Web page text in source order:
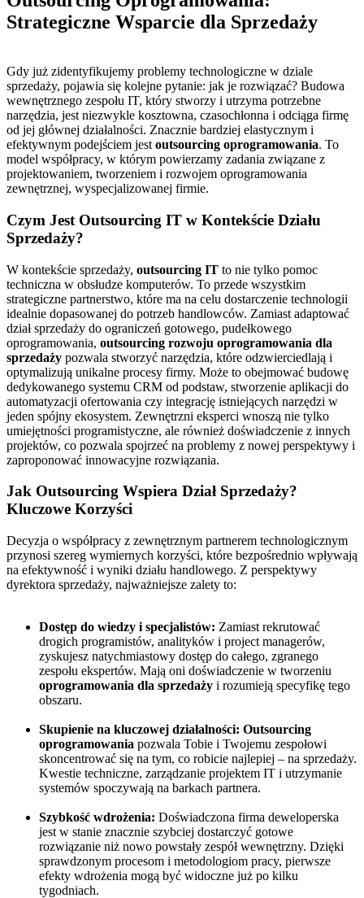
Strategiczne Wsparcie dla Sprzedaży
Gdy już zidentyfikujemy problemy technologiczne w dziale
sprzedaży, pojawia się kolejne pytanie: jak je rozwiązać? Budowa
wewnętrznego zespołu IT, który stworzy i utrzyma potrzebne
narzędzia, jest niezwykle kosztowna, czasochłonna i odciąga firmę
od jej głównej działalności. Znacznie bardziej elastycznym i
efektywnym podejściem jest outsourcing oprogramowania. To
model współpracy, w którym powierzamy zadania związane z
projektowaniem, tworzeniem i rozwojem oprogramowania
zewnętrznej, wyspecjalizowanej firmie.
Czym Jest Outsourcing IT w Kontekście Działu
Sprzedaży?
W kontekście sprzedaży, outsourcing IT to nie tylko pomoc
techniczna w obsłudze komputerów. To przede wszystkim
strategiczne partnerstwo, które ma na celu dostarczenie technologii
idealnie dopasowanej do potrzeb handlowców. Zamiast adaptować
dział sprzedaży do ograniczeń gotowego, pudełkowego
oprogramowania, outsourcing rozwoju oprogramowania dla
sprzedaży pozwala stworzyć narzędzia, które odzwierciedlają i
optymalizują unikalne procesy firmy. Może to obejmować budowę
dedykowanego systemu CRM od podstaw, stworzenie aplikacji do
automatyzacji ofertowania czy integrację istniejących narzędzi w
jeden spójny ekosystem. Zewnętrzni eksperci wnoszą nie tylko
umiejętności programistyczne, ale również doświadczenie z innych
projektów, co pozwala spojrzeć na problemy z nowej perspektywy i
zaproponować innowacyjne rozwiązania.
Jak Outsourcing Wspiera Dział Sprzedaży?
Kluczowe Korzyści
Decyzja o współpracy z zewnętrznym partnerem technologicznym
przynosi szereg wymiernych korzyści, które bezpośrednio wpływają
na efektywność i wyniki działu handlowego. Z perspektywy
dyrektora sprzedaży, najważniejsze zalety to:
Dostęp do wiedzy i specjalistów: Zamiast rekrutować
drogich programistów, analityków i project managerów,
zyskujesz natychmiastowy dostęp do całego, zgranego
zespołu ekspertów. Mają oni doświadczenie w tworzeniu
oprogramowania dla sprzedaży i rozumieją specyfikę tego
obszaru.
Skupienie na kluczowej działalności: Outsourcing
oprogramowania pozwala Tobie i Twojemu zespołowi
skoncentrować się na tym, co robicie najlepiej – na sprzedaży.
Kwestie techniczne, zarządzanie projektem IT i utrzymanie
systemów spoczywają na barkach partnera.
Szybkość wdrożenia: Doświadczona firma deweloperska
jest w stanie znacznie szybciej dostarczyć gotowe
rozwiązanie niż nowo powstały zespół wewnętrzny. Dzięki
sprawdzonym procesom i metodologiom pracy, pierwsze
efekty wdrożenia mogą być widoczne już po kilku
tygodniach.